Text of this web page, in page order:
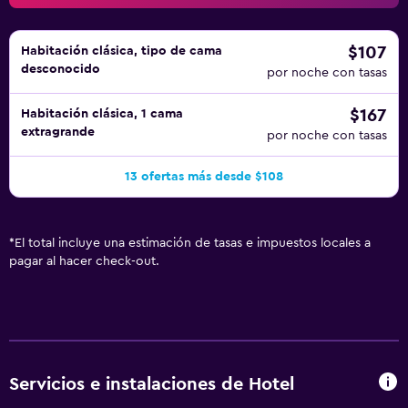
Habitación clásica, tipo de cama
desconocido
$107
por noche con tasas
Habitación clásica, 1 cama
extragrande
$167
por noche con tasas
13 ofertas más desde $108
* El total incluye una estimación de tasas e impuestos locales a
pagar al hacer check-out.
Servicios e instalaciones de Hotel